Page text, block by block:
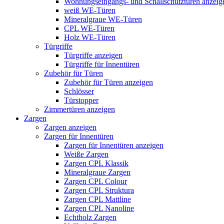
weiß WE-Türen
Mineralgraue WE-Türen
CPL WE-Türen
Holz WE-Türen
Türgriffe
Türgriffe anzeigen
Türgriffe für Innentüren
Zubehör für Türen
Zubehör für Türen anzeigen
Schlösser
Türstopper
Zimmertüren anzeigen
Zargen
Zargen anzeigen
Zargen für Innentüren
Zargen für Innentüren anzeigen
Weiße Zargen
Zargen CPL Klassik
Mineralgraue Zargen
Zargen CPL Colour
Zargen CPL Struktura
Zargen CPL Mattline
Zargen CPL Nanoline
Echtholz Zargen